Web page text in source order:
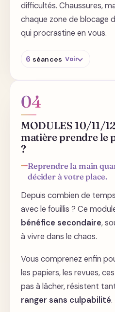
difficultés. Chaussures,
chaque zone de blocage
qui procrastine en vous.
6 séances Voir
Pourquoi vous ne
Désencombrer votre
les placards
Que signifie votre
Chaussures, manteaux
possessions ?
04
MODULES 10/11/
matière prendre le
?
Reprendre la main
décider à votre place.
Depuis combien de
avec le fouillis ? Ce
bénéfice secondaire,
à vivre dans le chaos.
Vous comprenez enfin
les papiers, les revues,
pas à lâcher, résistent
ranger sans culpabilité.